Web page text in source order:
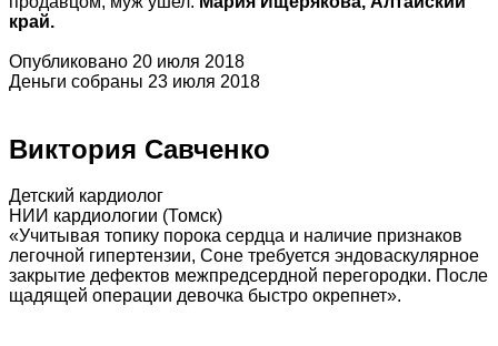
край.
Опубликовано 20 июля 2018
Деньги собраны 23 июля 2018
Виктория Савченко
Детский кардиолог
НИИ кардиологии (Томск)
«Учитывая топику порока сердца и наличие признаков
легочной гипертензии, Соне требуется эндоваскулярное
закрытие дефектов межпредсердной перегородки. После
щадящей операции девочка быстро окрепнет».